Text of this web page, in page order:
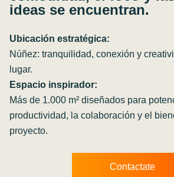
ideas se encuentran.
Ubicación estratégica:
Núñez: tranquilidad, conexión y
lugar.
Espacio inspirador:
Más de 1.000 m² diseñados para
productividad, la colaboración y el
proyecto.
Contactate